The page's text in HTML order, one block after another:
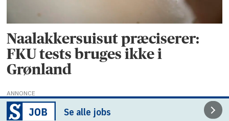
Naalakkersuisut præciserer:
FKU tests bruges ikke i
Grønland
ANNONCE
Se alle jobs